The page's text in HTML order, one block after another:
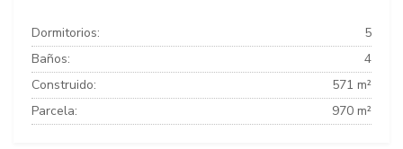
Dormitorios:
5
Baños:
4
Construido:
571 m²
Parcela:
970 m²